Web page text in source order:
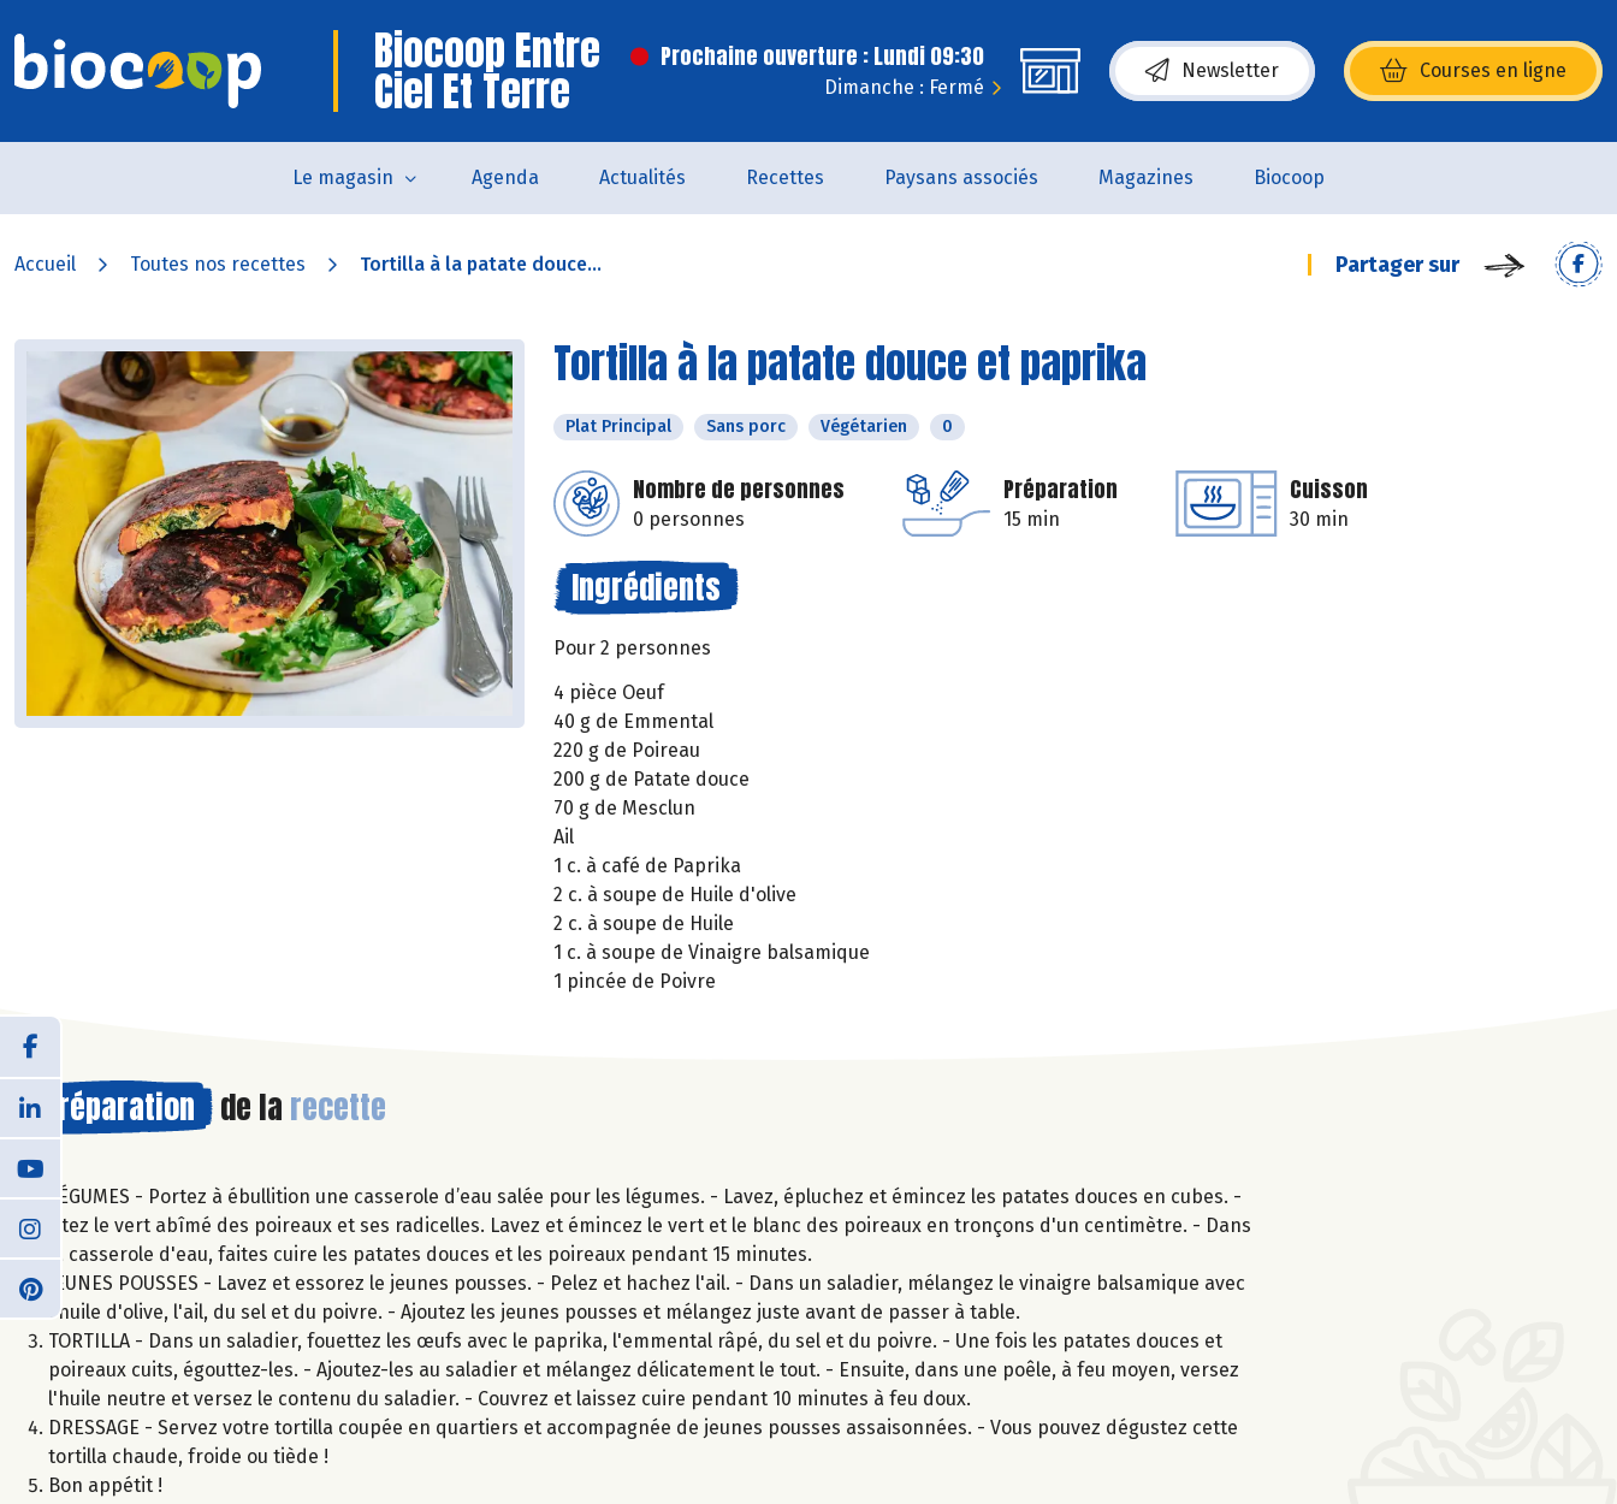
Biocoop Entre
Ciel Et Terre
Prochaine ouverture : Lundi 09:30
Dimanche : Fermé
Newsletter Courses en ligne
(s’ouvre dans une nouvelle fenêtre)
Le magasin Agenda Actualités Recettes Paysans associés Magazines Biocoop
Accueil Toutes nos recettes Tortilla à la patate douce... Partager sur
Tortilla à la patate douce et paprika
Plat Principal Sans porc Végétarien 0
Nombre de personnes
0 personnes
Préparation
15 min
Cuisson
30 min
Ingrédients
Pour 2 personnes
4 pièce Oeuf
40 g de Emmental
220 g de Poireau
200 g de Patate douce
70 g de Mesclun
Ail
1 c. à café de Paprika
2 c. à soupe de Huile d'olive
2 c. à soupe de Huile
1 c. à soupe de Vinaigre balsamique
1 pincée de Poivre
Préparation de la recette
LÉGUMES - Portez à ébullition une casserole d’eau salée pour les légumes. - Lavez, épluchez et émincez les patates douces en cubes. -
Ôtez le vert abîmé des poireaux et ses radicelles. Lavez et émincez le vert et le blanc des poireaux en tronçons d'un centimètre. - Dans
la casserole d'eau, faites cuire les patates douces et les poireaux pendant 15 minutes.
JEUNES POUSSES - Lavez et essorez le jeunes pousses. - Pelez et hachez l'ail. - Dans un saladier, mélangez le vinaigre balsamique avec
l'huile d'olive, l'ail, du sel et du poivre. - Ajoutez les jeunes pousses et mélangez juste avant de passer à table.
TORTILLA - Dans un saladier, fouettez les œufs avec le paprika, l'emmental râpé, du sel et du poivre. - Une fois les patates douces et
poireaux cuits, égouttez-les. - Ajoutez-les au saladier et mélangez délicatement le tout. - Ensuite, dans une poêle, à feu moyen, versez
l'huile neutre et versez le contenu du saladier. - Couvrez et laissez cuire pendant 10 minutes à feu doux.
DRESSAGE - Servez votre tortilla coupée en quartiers et accompagnée de jeunes pousses assaisonnées. - Vous pouvez dégustez cette
tortilla chaude, froide ou tiède !
Bon appétit !